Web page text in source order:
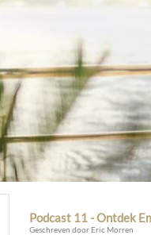
Podcast 11 - Ontdek
Geschreven door Eric Morren